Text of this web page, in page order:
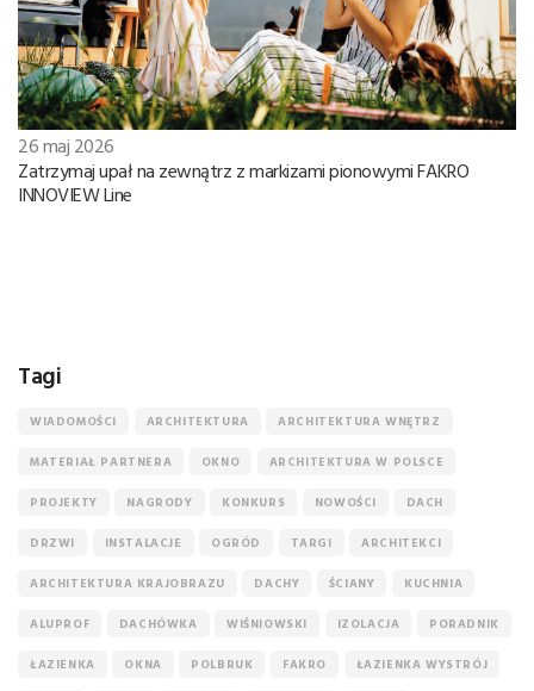
26 maj 2026
Zatrzymaj upał na zewnątrz z markizami pionowymi FAKRO
INNOVIEW Line
Tagi
WIADOMOŚCI ARCHITEKTURA ARCHITEKTURA WNĘTRZ
MATERIAŁ PARTNERA OKNO ARCHITEKTURA W POLSCE
PROJEKTY NAGRODY KONKURS NOWOŚCI DACH
DRZWI INSTALACJE OGRÓD TARGI ARCHITEKCI
ARCHITEKTURA KRAJOBRAZU DACHY ŚCIANY KUCHNIA
ALUPROF DACHÓWKA WIŚNIOWSKI IZOLACJA PORADNIK
ŁAZIENKA OKNA POLBRUK FAKRO ŁAZIENKA WYSTRÓJ